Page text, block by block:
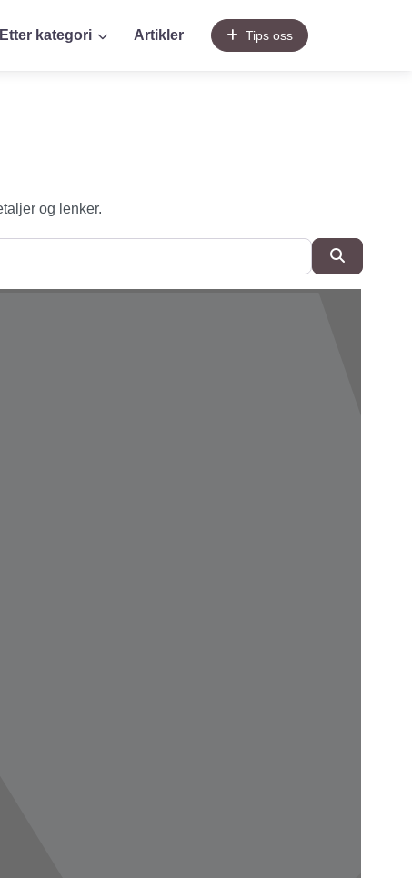
Etter kategori Artikler Tips oss
og lenker.